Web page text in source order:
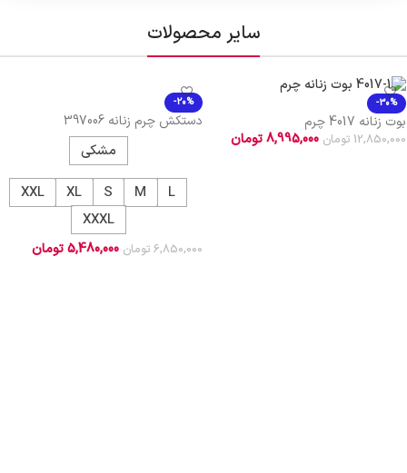
سایر محصولات
-30%
بوت زنانه 4017 چرم
12,850,000 تومان 8,995,000تومان
-20%
دستکش چرم زنانه 397006
مشکی
L
M
S
XL
XXL
XXXL
6,850,000 تومان 5,480,000تومان